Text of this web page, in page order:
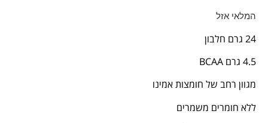
המלאי אזל
24 גרם חלבון
4.5 גרם BCAA
מגוון רחב של חומצות אמינו
ללא חומרים משמרים